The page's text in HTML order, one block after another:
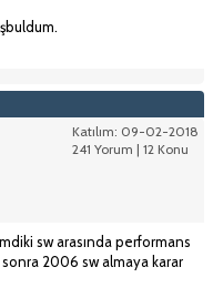
Katılım: 09-02-2018
241 Yorum | 12 Konu
sw arasında performans
2006 sw almaya karar